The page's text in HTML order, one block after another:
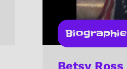
Biographie
Betsy Ross